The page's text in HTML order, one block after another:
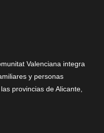
Valenciana integra
y personas
provincias de Alicante,